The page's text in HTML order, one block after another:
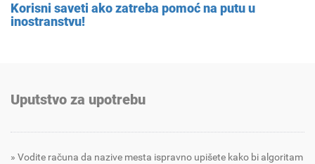
Korisni saveti ako zatreba pomoć na putu u
inostranstvu!
Uputstvo za upotrebu
Vodite računa da nazive mesta ispravno upišete kako bi algoritam